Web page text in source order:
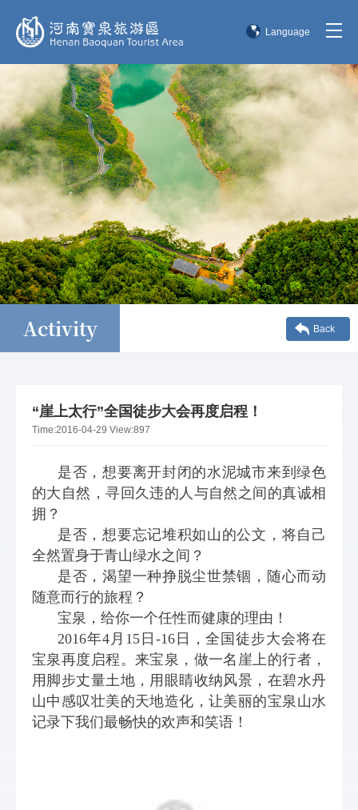
Language
English
한국어
日本語
Activity Back
“崖上太行”全国徒步大会再度启程！
Time:2016-04-29 View:897
是否，想要离开封闭的水泥城市来到绿色
的大自然，寻回久违的人与自然之间的真诚相
拥？
是否，想要忘记堆积如山的公文，将自己
全然置身于青山绿水之间？
是否，渴望一种挣脱尘世禁锢，随心而动
随意而行的旅程？
宝泉，给你一个任性而健康的理由！
2016年4月15日-16日，全国徒步大会将在
宝泉再度启程。来宝泉，做一名崖上的行者，
用脚步丈量土地，用眼睛收纳风景，在碧水丹
山中感叹壮美的天地造化，让美丽的宝泉山水
记录下我们最畅快的欢声和笑语！